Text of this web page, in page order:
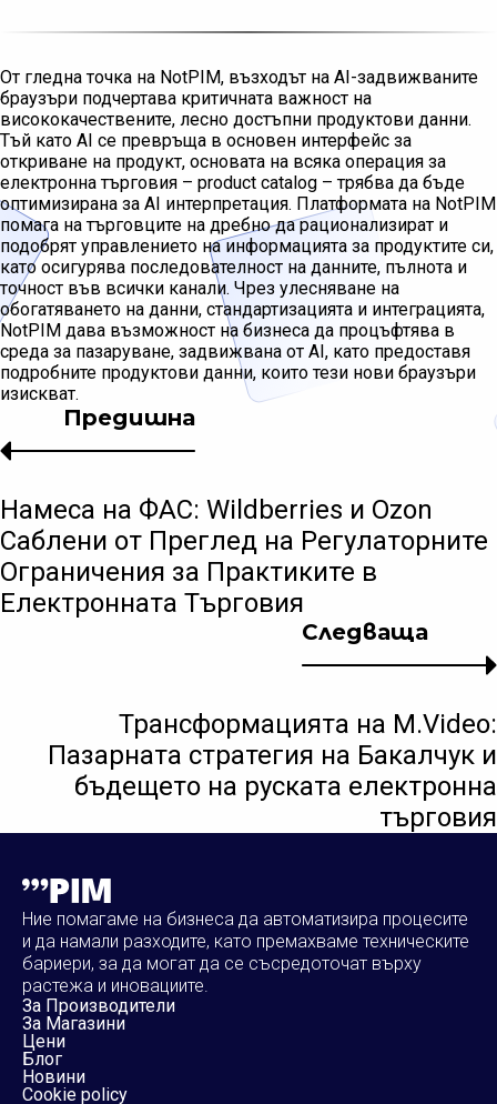
От гледна точка на NotPIM, възходът на AI-задвижваните
браузъри подчертава критичната важност на
висококачествените, лесно достъпни продуктови данни.
Тъй като AI се превръща в основен интерфейс за
откриване на продукт, основата на всяка операция за
електронна търговия – product catalog – трябва да бъде
оптимизирана за AI интерпретация. Платформата на NotPIM
помага на търговците на дребно да рационализират и
подобрят управлението на информацията за продуктите си,
като осигурява последователност на данните, пълнота и
точност във всички канали. Чрез улесняване на
обогатяването на данни, стандартизацията и интеграцията,
NotPIM дава възможност на бизнеса да процъфтява в
среда за пазаруване, задвижвана от AI, като предоставя
подробните продуктови данни, които тези нови браузъри
изискват.
Следваща
Трансформацията на M.Video:
Пазарната стратегия на Бакалчук и
бъдещето на руската електронна
търговия
Предишна
Намеса на ФАС: Wildberries и Ozon
Саблeни от Преглед на Регулаторните
Ограничения за Практиките в
Електронната Търговия
Ние помагаме на бизнеса да автоматизира процесите
и да намали разходите, като премахваме техническите
бариери, за да могат да се съсредоточат върху
растежа и иновациите.
За Производители
За Магазини
Цени
Блог
Новини
Cookie policy